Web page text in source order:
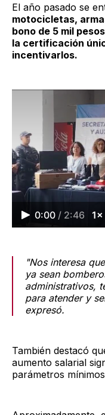
El año pasado se
motocicletas,
bono de 5 mil
la certificación
incentivarlos.
0:00 / 2:46 1×
"Nos interesa
ya sean
administrativos,
para atender y
expresó.
También destacó
aumento salarial
parámetros